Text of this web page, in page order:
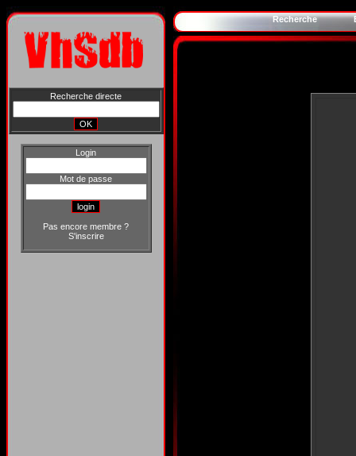
Recherche directe
Login
Mot de passe
Pas encore membre ?
S'inscrire
Recherche